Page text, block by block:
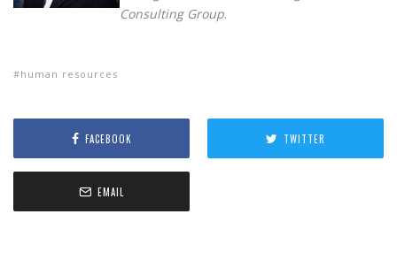
Consulting Group.
human resources
FACEBOOK TWITTER
EMAIL